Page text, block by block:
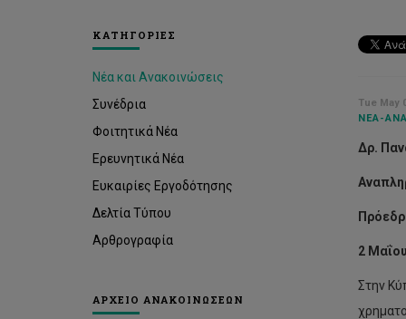
ΚΑΤΗΓΟΡΙΕΣ
Νέα και Ανακοινώσεις
Συνέδρια
Φοιτητικά Νέα
Ερευνητικά Νέα
Ευκαιρίες Εργοδότησης
Δελτία Τύπου
Αρθρογραφία
ΑΡΧΕΙΟ ΑΝΑΚΟΙΝΩΣΕΩΝ
Tue May
ΝΈΑ-
Δρ.
2 Μαΐου
Στην